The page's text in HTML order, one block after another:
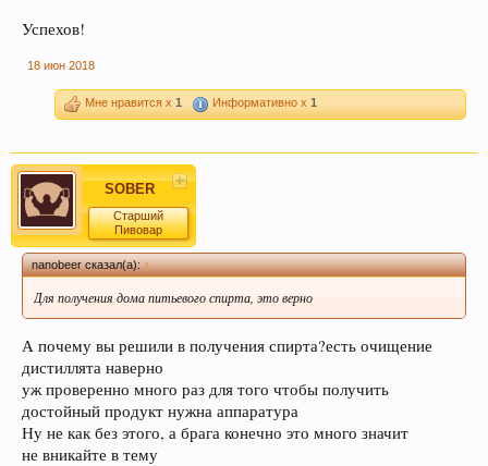
Успехов!
18 июн 2018
Мне нравится x 1 Информативно x 1
SOBER
Старший
Пивовар
nanobeer сказал(а):↑
Для получения дома питьевого спирта, это верно
А почему вы решили в получения спирта?есть очищение
дистиллята наверно
уж проверенно много раз для того чтобы получить
достойный продукт нужна аппаратура
Ну не как без этого, а брага конечно это много значит
не вникайте в тему